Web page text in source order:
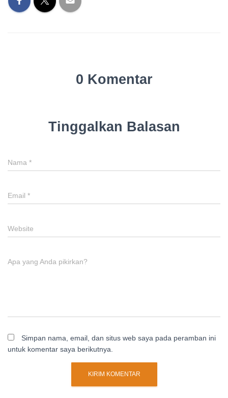
0 Komentar
Tinggalkan Balasan
Nama *
Email *
Website
Apa yang Anda pikirkan?
Simpan nama, email, dan situs web saya pada peramban ini
untuk komentar saya berikutnya.